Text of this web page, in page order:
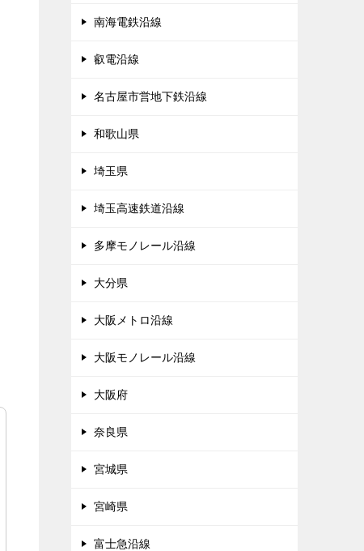
南海電鉄沿線
叡電沿線
名古屋市営地下鉄沿線
和歌山県
埼玉県
埼玉高速鉄道沿線
多摩モノレール沿線
大分県
大阪メトロ沿線
大阪モノレール沿線
大阪府
奈良県
宮城県
宮崎県
富士急沿線